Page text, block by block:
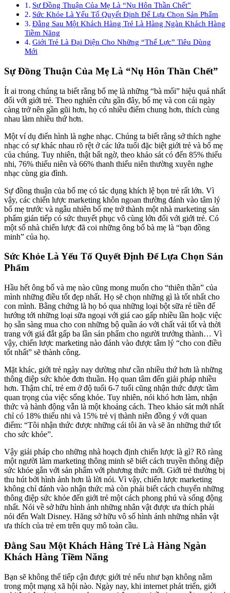
Sự Đồng Thuận Của Mẹ Là “Nụ Hôn Thần Chết”
Sức Khỏe Là Yếu Tố Quyết Định Để Lựa Chọn Sản Phẩm
Đằng Sau Một Khách Hàng Trẻ Là Hàng Ngàn Khách Hàng
Tiềm Năng
Giới Trẻ Là Đại Diện Cho Những “Thế Lực” Tiêu Dùng
Mới
Sự Đồng Thuận Của Mẹ Là “Nụ Hôn Thần Chết”
Ít ai trong chúng ta biết rằng bố mẹ là những “bà mối” hiệu quả nhất
đối với giới trẻ. Theo nghiên cứu gần đây, bố mẹ và con cái ngày
càng trở nên gần gũi hơn, họ có nhiều điểm chung hơn, thích cùng
nhau làm nhiều thứ hơn.
Một ví dụ điển hình là nghe nhạc. Chúng ta biết rằng sở thích nghe
nhạc có sự khác nhau rõ rệt ở các lứa tuổi đặc biệt giới trẻ và bố mẹ
của chúng. Tuy nhiên, thật bất ngờ, theo khảo sát có đến 85% thiếu
nhi, 76% thiếu niên và 66% thanh thiếu niên thường xuyên nghe
nhạc cùng gia đình.
Sự đồng thuận của bố mẹ có tác dụng khích lệ bọn trẻ rất lớn. Vì
vậy, các chiến lược marketing khôn ngoan thường đánh vào tâm lý
bố mẹ trước và ngẫu nhiên bố mẹ trở thành một nhà marketing sản
phẩm gián tiếp có sức thuyết phục vô cùng lớn đối với giới trẻ. Có
một số nhà chiến lược đã coi những ông bố bà mẹ là “bạn đồng
minh” của họ.
Sức Khỏe Là Yếu Tố Quyết Định Để Lựa Chọn Sản
Phẩm
Hầu hết ông bố và mẹ nào cũng mong muốn cho “thiên thần” của
mình những điều tốt đẹp nhất. Họ sẽ chọn những gì là tốt nhất cho
con mình. Bằng chứng là họ bỏ qua những loại bột sữa rẻ tiền để
hướng tới những loại sữa ngoại với giá cao gấp nhiều lần hoặc việc
họ sẵn sàng mua cho con những bộ quần áo với chất vải tốt và thời
trang với giá đắt gấp ba lần sản phẩm cho người trưởng thành… Vì
vậy, chiến lược marketing nào đánh vào được tâm lý “cho con điều
tốt nhất” sẽ thành công.
Mặt khác, giới trẻ ngày nay dường như cần nhiều thứ hơn là những
thông điệp sức khỏe đơn thuần. Họ quan tâm đến giải pháp nhiều
hơn. Thậm chí, trẻ em ở độ tuổi 6-7 tuổi cũng nhận thức được tầm
quan trọng của việc sống khỏe. Tuy nhiên, nói khó hơn làm, nhận
thức và hành động vẫn là một khoảng cách. Theo khảo sát mới nhất
chỉ có 18% thiếu nhi và 15% trẻ vị thành niên đồng ý với quan
điểm: “Tôi nhận thức được những cái tôi ăn và sẽ ăn những thứ tốt
cho sức khỏe”.
Vậy giải pháp cho những nhà hoạch định chiến lược là gì? Rõ ràng
một người làm marketing thông minh sẽ biết cách truyền thông điệp
sức khỏe gắn với sản phẩm với phương thức mới. Giới trẻ thường bị
thu hút bởi hình ảnh hơn là lời nói. Vì vậy, chiến lược marketing
không chỉ đánh vào nhận thức mà còn phải biết cách chuyển những
thông điệp sức khỏe đến giới trẻ một cách phong phú và sống động
nhất. Nói về sở hữu hình ảnh những nhân vật được ưa thích phải
nói đến Walt Disney. Hãng sở hữu vô số hình ảnh những nhân vật
ưa thích của trẻ em trên quy mô toàn cầu.
Đằng Sau Một Khách Hàng Trẻ Là Hàng Ngàn
Khách Hàng Tiềm Năng
Bạn sẽ không thể tiếp cận được giới trẻ nếu như bạn không nằm
trong một mạng xã hội nào. Ngày nay, khi internet phát triển, giới